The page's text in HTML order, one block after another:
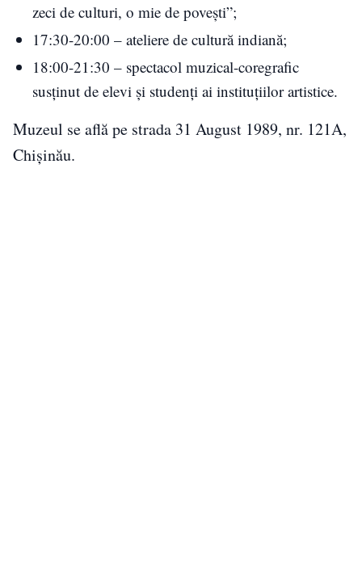
zeci de culturi, o mie de povești”;
17:30-20:00 – ateliere de cultură indiană;
18:00-21:30 – spectacol muzical-coregrafic
susținut de elevi și studenți ai instituțiilor artistice.
Muzeul se află pe strada 31 August 1989, nr. 121A,
Chișinău.